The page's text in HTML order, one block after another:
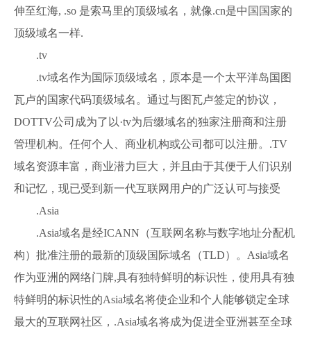
伸至红海, .so 是索马里的顶级域名，就像.cn是中国国家的
顶级域名一样.
.tv
.tv域名作为国际顶级域名，原本是一个太平洋岛国图
瓦卢的国家代码顶级域名。通过与图瓦卢签定的协议，
DOTTV公司成为了以·tv为后缀域名的独家注册商和注册
管理机构。任何个人、商业机构或公司都可以注册。.TV
域名资源丰富，商业潜力巨大，并且由于其便于人们识别
和记忆，现已受到新一代互联网用户的广泛认可与接受
.Asia
.Asia域名是经ICANN（互联网名称与数字地址分配机
构）批准注册的最新的顶级国际域名（TLD）。Asia域名
作为亚洲的网络门牌,具有独特鲜明的标识性，使用具有独
特鲜明的标识性的Asia域名将使企业和个人能够锁定全球
最大的互联网社区，.Asia域名将成为促进全亚洲甚至全球